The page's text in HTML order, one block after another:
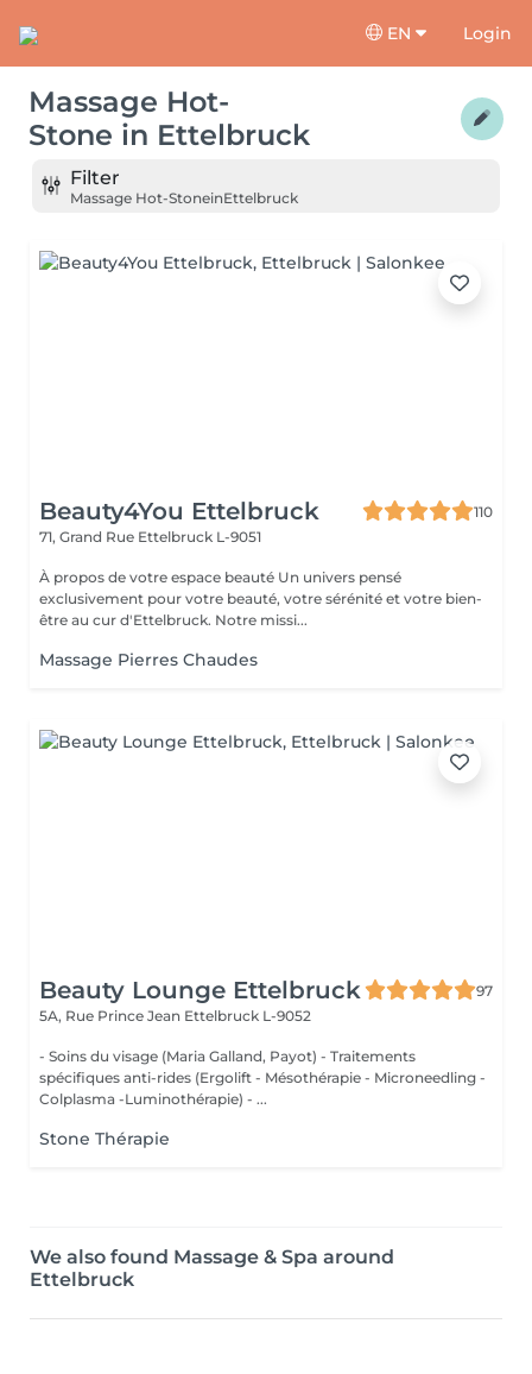
EN Login
Massage Hot-
Stone in Ettelbruck
Filter
Massage Hot-StoneinEttelbruck
Beauty4You Ettelbruck
110
71, Grand Rue Ettelbruck L-9051
À propos de votre espace beauté Un univers pensé
exclusivement pour votre beauté, votre sérénité et votre bien-
être au cur d'Ettelbruck. Notre missi...
Massage Pierres Chaudes
Beauty Lounge Ettelbruck
97
5A, Rue Prince Jean Ettelbruck L-9052
- Soins du visage (Maria Galland, Payot) - Traitements
spécifiques anti-rides (Ergolift - Mésothérapie - Microneedling -
Colplasma -Luminothérapie) - ...
Stone Thérapie
We also found Massage & Spa around
Ettelbruck